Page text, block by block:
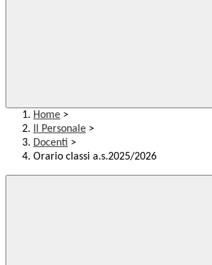
Home >
Il Personale >
Docenti >
Orario classi a.s.2025/2026